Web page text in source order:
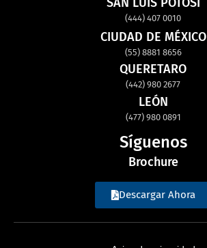
(444) 407 0010
CIUDAD DE MÉXICO
(55) 8881 8656
QUERETARO
(442) 980 2677
LEÓN
(477) 980 0891
Síguenos
Brochure
Descargar Ahora